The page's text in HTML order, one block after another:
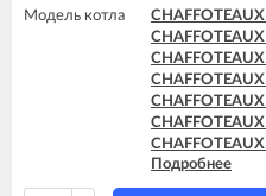
Модель котла
CHAFFOTEAUX
Подробнее